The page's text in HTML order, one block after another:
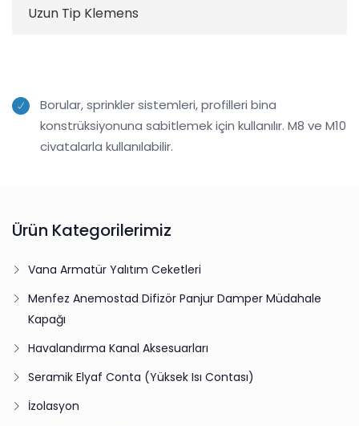
Uzun Tip Klemens
Borular, sprinkler sistemleri, profilleri bina
konstrüksiyonuna sabitlemek için kullanılır. M8 ve M10
civatalarla kullanılabilir.
Ürün Kategorilerimiz
Vana Armatür Yalıtım Ceketleri
Menfez Anemostad Difizör Panjur Damper Müdahale
Kapağı
Havalandırma Kanal Aksesuarları
Seramik Elyaf Conta (Yüksek Isı Contası)
İzolasyon